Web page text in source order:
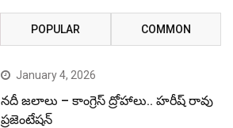
POPULAR COMMON
January 4, 2026
నదీ జలాలు – కాంగ్రెస్ ద్రోహాలు.. హరీష్ రావు
ప్రజెంటేషన్